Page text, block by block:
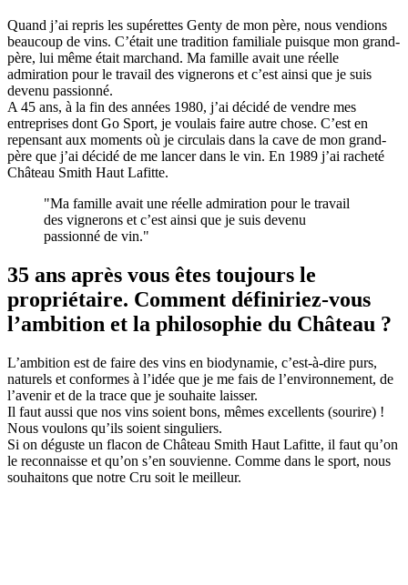
Quand j’ai repris les supérettes Genty de mon père, nous vendions
beaucoup de vins. C’était une tradition familiale puisque mon grand-
père, lui même était marchand. Ma famille avait une réelle
admiration pour le travail des vignerons et c’est ainsi que je suis
devenu passionné.
A 45 ans, à la fin des années 1980, j’ai décidé de vendre mes
entreprises dont Go Sport, je voulais faire autre chose. C’est en
repensant aux moments où je circulais dans la cave de mon grand-
père que j’ai décidé de me lancer dans le vin. En 1989 j’ai racheté
Château Smith Haut Lafitte.
"Ma famille avait une réelle admiration pour le travail
des vignerons et c’est ainsi que je suis devenu
passionné de vin."
35 ans après vous êtes toujours le
propriétaire. Comment définiriez-vous
l’ambition et la philosophie du Château ?
L’ambition est de faire des vins en biodynamie, c’est-à-dire purs,
naturels et conformes à l’idée que je me fais de l’environnement, de
l’avenir et de la trace que je souhaite laisser.
Il faut aussi que nos vins soient bons, mêmes excellents (sourire) !
Nous voulons qu’ils soient singuliers.
Si on déguste un flacon de Château Smith Haut Lafitte, il faut qu’on
le reconnaisse et qu’on s’en souvienne. Comme dans le sport, nous
souhaitons que notre Cru soit le meilleur.